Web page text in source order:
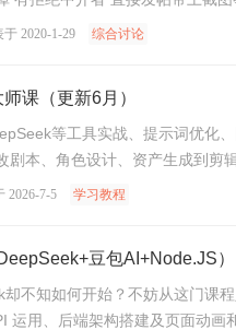
于 2020-1-29 综合讨论
课（更新6月）
等工具实战、提示词优化
剧本、角色设计、资产生成到剪
2026-7-5 学习教程
豆包AI+Node.JS）
不知如何开始？不妨从这门课
运用、后端架构搭建及页面动画